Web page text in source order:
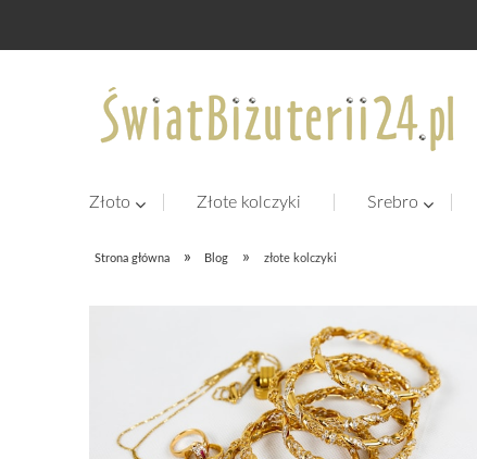
Złoto Złote kolczyki Srebro
Strona główna » Blog » złote kolczyki